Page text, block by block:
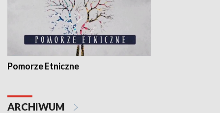
Pomorze Etniczne
ARCHIWUM